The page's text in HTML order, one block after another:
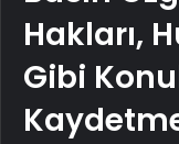
Hakları,
Gibi